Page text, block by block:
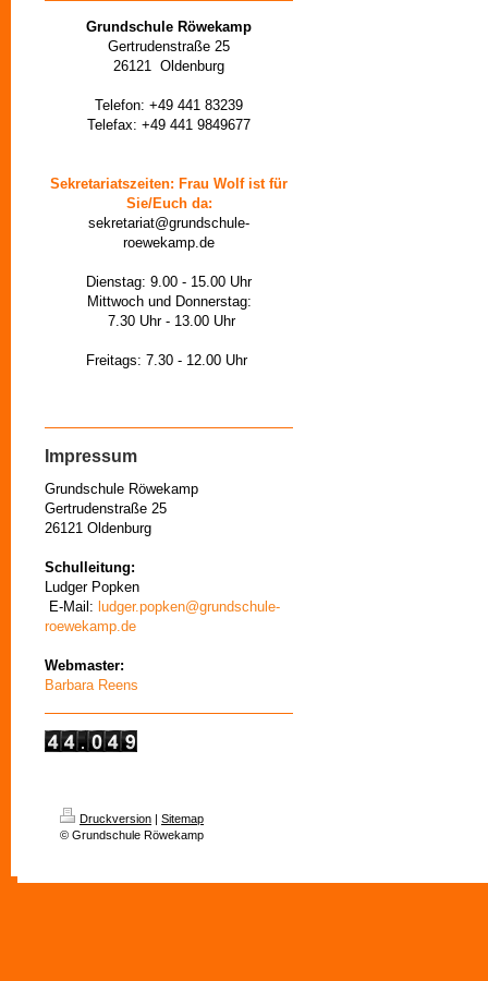
Grundschule Röwekamp
Gertrudenstraße 25
26121 Oldenburg
Telefon: +49 441 83239
Telefax: +49 441 9849677
Sekretariatszeiten: Frau Wolf ist für
Sie/Euch da:
sekretariat@grundschule-
roewekamp.de
Dienstag: 9.00 - 15.00 Uhr
Mittwoch und Donnerstag:
7.30 Uhr - 13.00 Uhr
Freitags: 7.30 - 12.00 Uhr
Impressum
Grundschule Röwekamp
Gertrudenstraße 25
26121 Oldenburg
Schulleitung:
Ludger Popken
E-Mail: ludger.popken@grundschule-
roewekamp.de
Webmaster:
Barbara Reens
Druckversion | Sitemap
© Grundschule Röwekamp